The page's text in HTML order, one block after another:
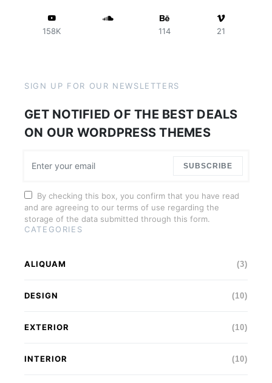
158K 114 21
SIGN UP FOR OUR NEWSLETTERS
GET NOTIFIED OF THE BEST DEALS
ON OUR WORDPRESS THEMES
SUBSCRIBE
By checking this box, you confirm that you have read
and are agreeing to our terms of use regarding the
storage of the data submitted through this form.
CATEGORIES
ALIQUAM (3)
DESIGN (10)
EXTERIOR (10)
INTERIOR (10)